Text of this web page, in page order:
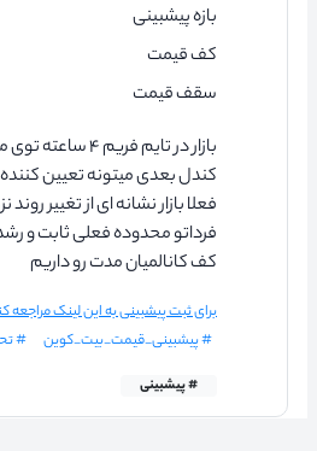
بازه پیشبینی
کف قیمت
سقف قیمت
کندل بعدی میتونه تعیین
فعلا بازار نشانه ای از تغییر روند
فرداتو محدوده فعلی ثابت و
کف کانالمیان مدت رو داریم
برای ثبت پیشبینی به این لینک مراجعه
# پیشبینی_قیمت_بیت_کوین
#
# پیشبینی